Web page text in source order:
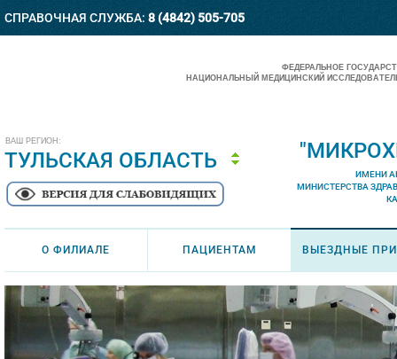
СПРАВОЧНАЯ СЛУЖБА: 8 (4842) 505-705
ВАШ РЕГИОН:
ТУЛЬСКАЯ ОБЛАСТЬ
ФЕДЕРАЛЬНОЕ
НАЦИОНАЛЬНЫЙ МЕДИЦИНСКИЙ
ИМЕНИ
МИНИСТЕРСТВА
О ФИЛИАЛЕ ПАЦИЕНТАМ ВЫЕЗДНЫЕ